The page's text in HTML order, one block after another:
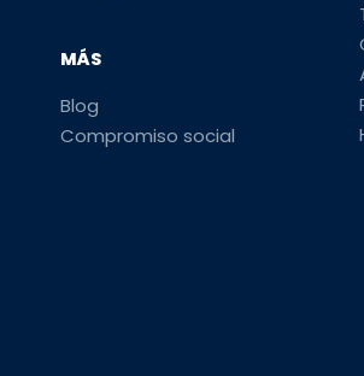
MÁS
Blog
Compromiso social